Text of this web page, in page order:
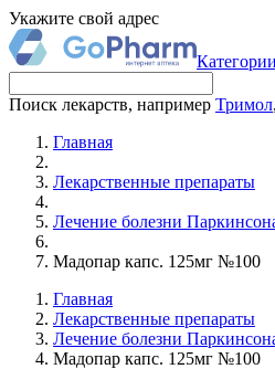
Укажите свой адрес
Категории
Поиск лекарств, например Тримол,
Главная
Лекарственные препараты
Лечение болезни
Мадопар капс. 125мг №100
Главная
Лекарственные препараты
Лечение болезни
Мадопар капс. 125мг №100